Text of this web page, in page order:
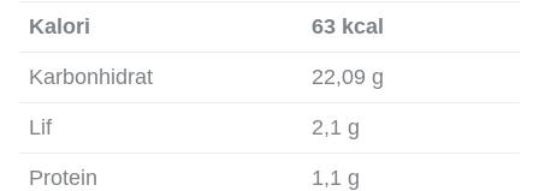
Kalori 63 kcal
Karbonhidrat 22,09 g
Lif 2,1 g
Protein 1,1 g